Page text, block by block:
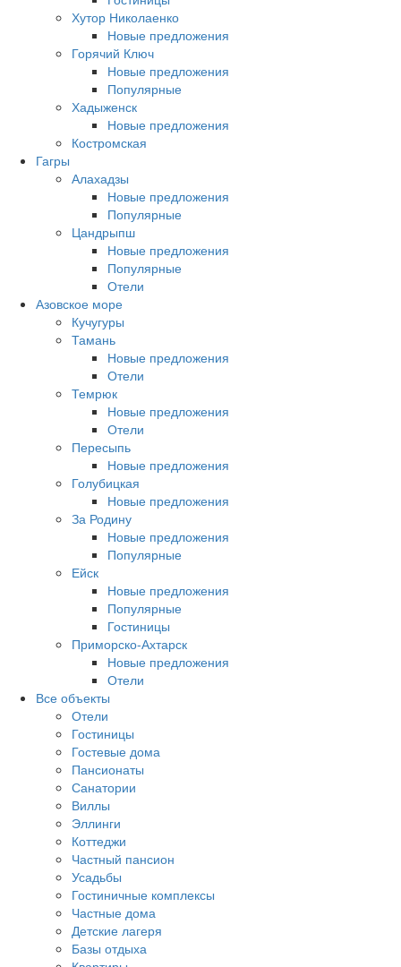
Хутор Николаенко
Новые предложения
Горячий Ключ
Новые предложения
Популярные
Хадыженск
Новые предложения
Костромская
Гагры
Алахадзы
Новые предложения
Популярные
Цандрыпш
Новые предложения
Популярные
Отели
Азовское море
Кучугуры
Тамань
Новые предложения
Отели
Темрюк
Новые предложения
Отели
Пересыпь
Новые предложения
Голубицкая
Новые предложения
За Родину
Новые предложения
Популярные
Ейск
Новые предложения
Популярные
Гостиницы
Приморско-Ахтарск
Новые предложения
Отели
Все объекты
Отели
Гостиницы
Гостевые дома
Пансионаты
Санатории
Виллы
Эллинги
Коттеджи
Частный пансион
Усадьбы
Гостиничные комплексы
Частные дома
Детские лагеря
Базы отдыха